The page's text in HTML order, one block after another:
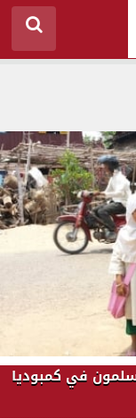
والمسلمون في كمبوديا